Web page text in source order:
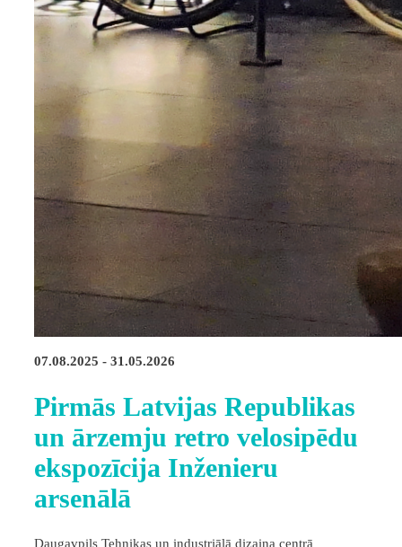
07.08.2025 - 31.05.2026
Pirmās Latvijas Republikas
un ārzemju retro velosipēdu
ekspozīcija Inženieru
arsenālā
Daugavpils Tehnikas un industriālā dizaina centrā